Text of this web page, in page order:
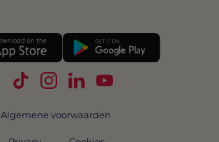
Volg Swipe4Work op TikTok
Volg Swipe4Work op
Volg Swipe4Work op
Volg Swipe4Work
Algemene voorwaarden